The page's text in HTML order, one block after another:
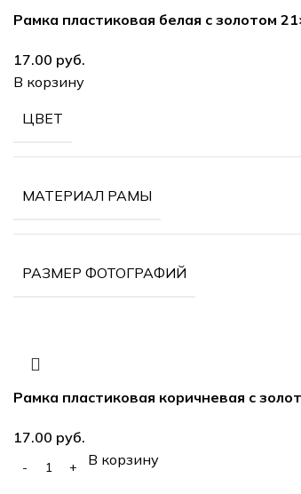
Рамка пластиковая белая с золотом
руб.
В корзину
ЦВЕТ
МАТЕРИАЛ РАМЫ
РАЗМЕР ФОТОГРАФИЙ
Рамка пластиковая коричневая с
руб.
В корзину